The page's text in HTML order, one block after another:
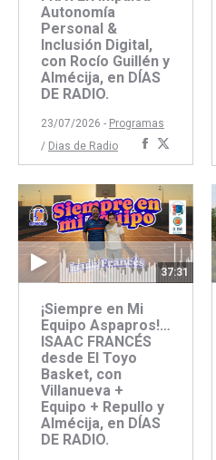
Autonomía
Personal &
Inclusión Digital,
con Rocío Guillén y
Almécija, en DÍAS
DE RADIO.
23/07/2026 - Programas
/ Dias de Radio
Compartir
con
Facebook
con
Twitter
37:31
¡Siempre en Mi
Equipo Aspapros!…
ISAAC FRANCÉS
desde El Toyo
Basket, con
Villanueva +
Equipo + Repullo y
Almécija, en DÍAS
DE RADIO.